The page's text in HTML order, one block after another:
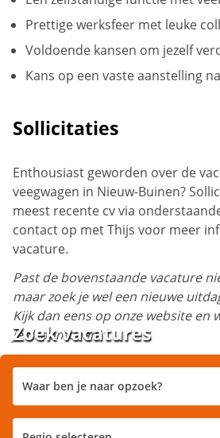
Prettige werksfeer met leuke
Voldoende kansen om jezelf
Kans op een vaste aanstelling
Sollicitaties
Enthousiast geworden over de
veegwagen in Nieuw-Buinen?
meest recente cv via
contact op met Thijs voor meer
vacature.
Past de bovenstaande vacature
maar zoek je wel een nieuwe
Kijk dan eens op onze website en
je droombaan!
Zoek vacatures